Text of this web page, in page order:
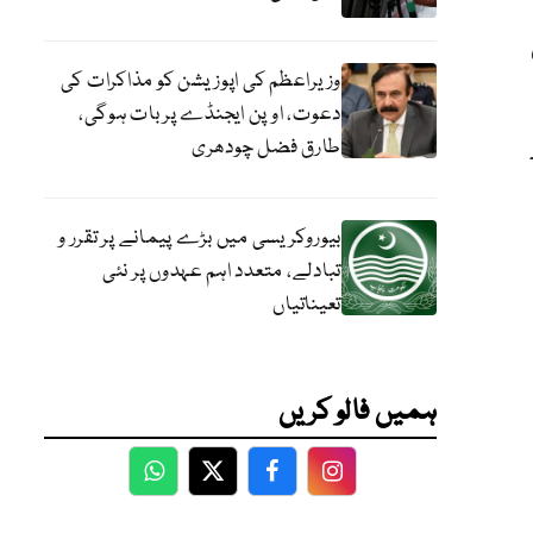
وزیراعظم کی اپوزیشن کو مذاکرات کی
دعوت، اوپن ایجنڈے پر بات ہوگی،
طارق فضل چودھری
بیوروکریسی میں بڑے پیمانے پر تقرر و
تبادلے، متعدد اہم عہدوں پر نئی
تعیناتیاں
ہمیں فالو کریں
WhatsApp
TwitterFacebookFacebook